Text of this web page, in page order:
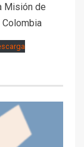
Misión de